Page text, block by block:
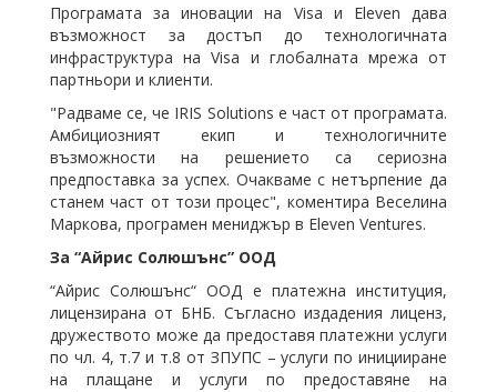
Програмата за иновации на Visa и Eleven дава
възможност за достъп до технологичната
инфраструктура на Visa и глобалната мрежа от
партньори и клиенти.
"Радваме се, че IRIS Solutions e част от програмата.
Амбициозният екип и технологичните
възможности на решението са сериозна
предпоставка за успех. Очакваме с нетърпение да
станем част от този процес", коментира Веселина
Маркова, програмен мениджър в Eleven Ventures.
За “Айрис Солюшънс” ООД
“Айрис Солюшънс“ ООД е платежна институция,
лицензирана от БНБ. Съгласно издадения лиценз,
дружеството може да предоставя платежни услуги
по чл. 4, т.7 и т.8 от ЗПУПС – услуги по иницииране
на плащане и услуги по предоставяне на